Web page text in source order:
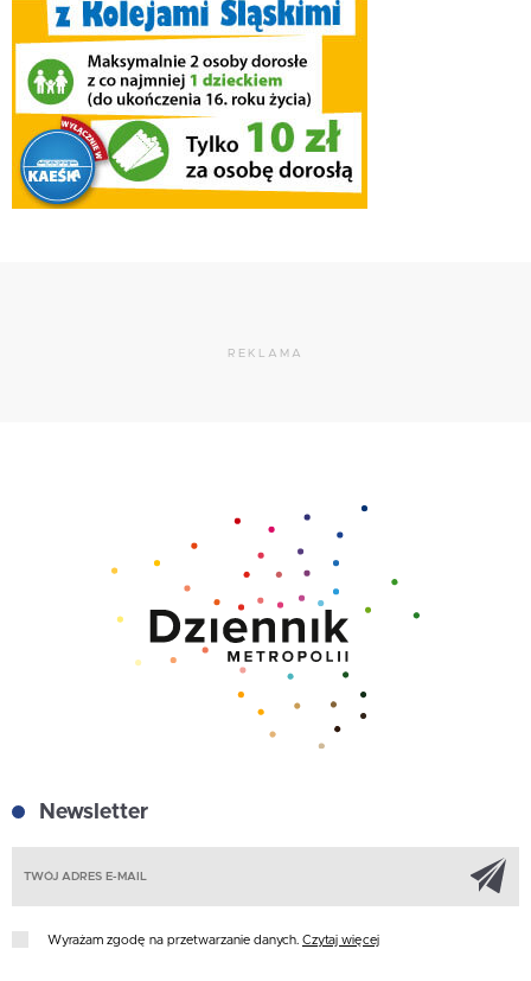
REKLAMA
Newsletter
Wyrażam zgodę na przetwarzanie danych. Czytaj więcej